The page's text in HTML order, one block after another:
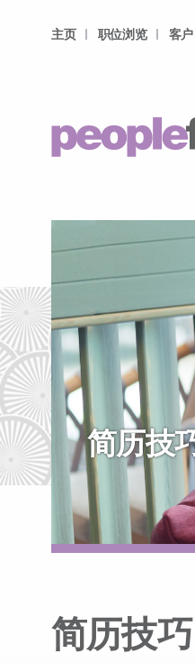
主页 职位浏览 客户
简历技
简历技巧